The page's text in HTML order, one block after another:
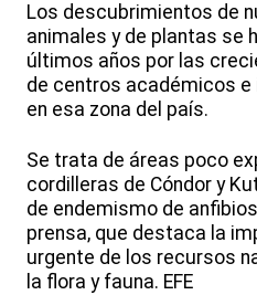
Los descubrimientos de
animales y de plantas se
últimos años por las
de centros académicos
en esa zona del país.
Se trata de áreas poco
cordilleras de Cóndor y
de endemismo de
prensa, que destaca la
urgente de los recursos
la flora y fauna. EFE